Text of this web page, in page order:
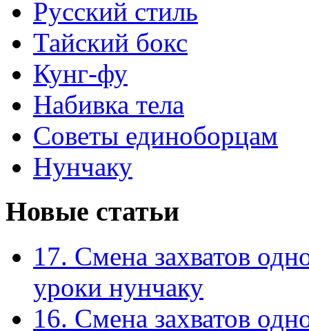
Русский стиль
Тайский бокс
Кунг-фу
Набивка тела
Советы единоборцам
Нунчаку
Новые статьи
17. Смена захватов
уроки нунчаку
16. Смена захватов